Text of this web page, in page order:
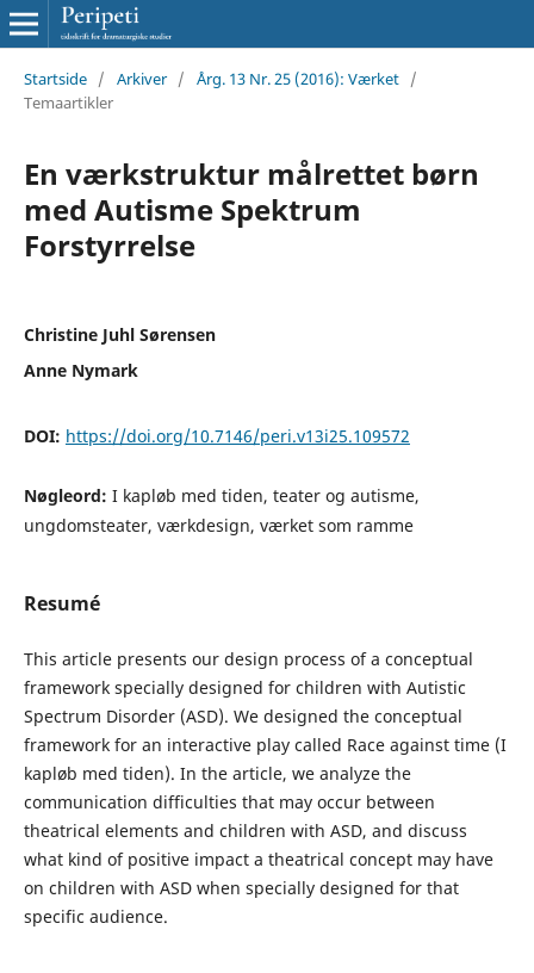
Startside / Arkiver / Årg. 13 Nr. 25 (2016): Værket /
Temaartikler
En værkstruktur målrettet børn
med Autisme Spektrum
Forstyrrelse
Christine Juhl Sørensen
Anne Nymark
DOI: https://doi.org/10.7146/peri.v13i25.109572
Nøgleord: I kapløb med tiden, teater og autisme,
ungdomsteater, værkdesign, værket som ramme
Resumé
This article presents our design process of a conceptual
framework specially designed for children with Autistic
Spectrum Disorder (ASD). We designed the conceptual
framework for an interactive play called Race against time (I
kapløb med tiden). In the article, we analyze the
communication difficulties that may occur between
theatrical elements and children with ASD, and discuss
what kind of positive impact a theatrical concept may have
on children with ASD when specially designed for that
specific audience.